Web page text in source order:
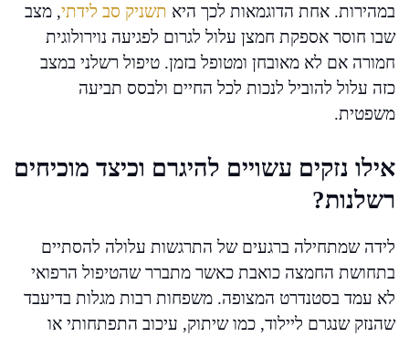
במהירות. אחת הדוגמאות לכך היא תשניק סב לידתי, מצב
שבו חוסר אספקת חמצן עלול לגרום לפגיעה נוירולוגית
חמורה אם לא מאובחן ומטופל בזמן. טיפול רשלני במצב
כזה עלול להוביל לנכות לכל החיים ולבסס תביעה
משפטית.
אילו נזקים עשויים להיגרם וכיצד מוכיחים
רשלנות?
לידה שמתחילה ברגעים של התרגשות עלולה להסתיים
בתחושת החמצה כואבת כאשר מתברר שהטיפול הרפואי
לא עמד בסטנדרט המצופה. משפחות רבות מגלות בדיעבד
שהנזק שנגרם ליילוד, כמו שיתוק, עיכוב התפתחותי או